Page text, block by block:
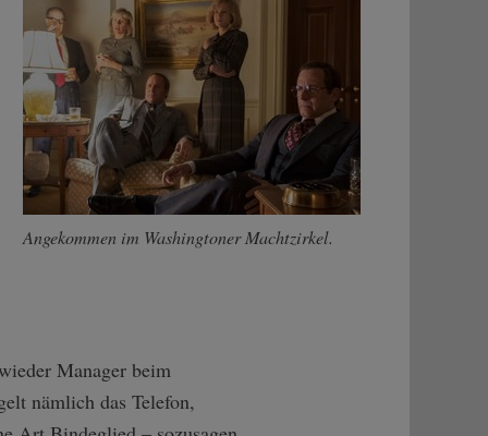
Angekommen im Washingtoner Machtzirkel.
Manager beim
nämlich das Telefon,